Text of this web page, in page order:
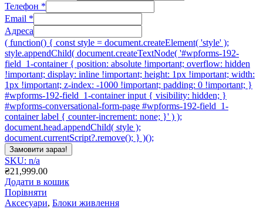
Телефон *
Email *
Адреса
( function() { const style = document.createElement( 'style' );
style.appendChild( document.createTextNode( '#wpforms-192-
field_1-container { position: absolute !important; overflow: hidden
!important; display: inline !important; height: 1px !important; width:
1px !important; z-index: -1000 !important; padding: 0 !important; }
#wpforms-192-field_1-container input { visibility: hidden; }
#wpforms-conversational-form-page #wpforms-192-field_1-
container label { counter-increment: none; }' ) );
document.head.appendChild( style );
document.currentScript?.remove(); } )();
Замовити зараз!
SKU: n/a
₴21,999.00
Додати в кошик
Порівняти
Аксесуари, Блоки живлення